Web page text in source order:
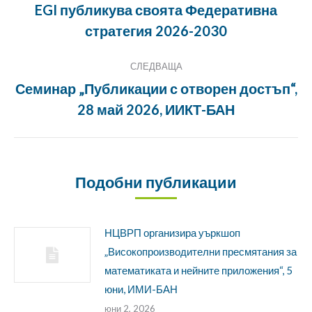
Предишна
публикация:
EGI публикува своята Федеративна
стратегия 2026-2030
СЛЕДВАЩА
Следващата
публикация:
Семинар „Публикации с отворен достъп“,
28 май 2026, ИИКТ-БАН
Подобни публикации
НЦВРП организира уъркшоп
„Високопроизводителни пресмятания за
математиката и нейните приложения“, 5
юни, ИМИ-БАН
юни 2, 2026